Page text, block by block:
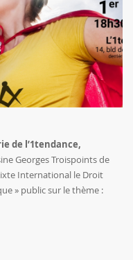
de l’1tendance,
Georges Troispoints de
International le Droit
» public sur le thème :